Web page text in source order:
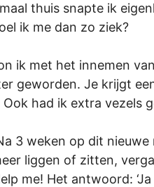
thuis snapte ik
ik me dan zo ziek?
ik met het innemen
geworden. Je krijgt
Ook had ik extra vezels
3 weken op dit
liggen of zitten,
me! Het antwoord: